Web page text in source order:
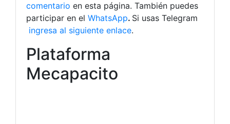
comentario en esta página. También puedes
participar en el WhatsApp. Si usas Telegram
ingresa al siguiente enlace.
Plataforma
Mecapacito